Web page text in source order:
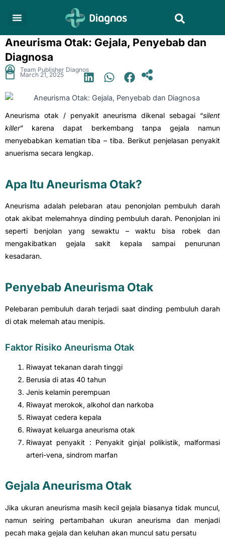
Aneurisma Otak: Gejala, Penyebab dan
Diagnosa
Team Publisher Diagnos
March 21, 2025 .
Aneurisma otak / penyakit aneurisma dikenal sebagai “silent
killer” karena dapat berkembang tanpa gejala namun
menyebabkan kematian tiba – tiba. Berikut penjelasan penyakit
anuerisma secara lengkap.
Apa Itu Aneurisma Otak?
Aneurisma adalah pelebaran atau penonjolan pembuluh darah
otak akibat melemahnya dinding pembuluh darah. Penonjolan ini
seperti benjolan yang sewaktu – waktu bisa robek dan
mengakibatkan gejala sakit kepala sampai penurunan
kesadaran.
Penyebab Aneurisma Otak
Pelebaran pembuluh darah terjadi saat dinding pembuluh darah
di otak melemah atau menipis.
Faktor Risiko Aneurisma Otak
Riwayat tekanan darah tinggi
Berusia di atas 40 tahun
Jenis kelamin perempuan
Riwayat merokok, alkohol dan narkoba
Riwayat cedera kepala
Riwayat keluarga aneurisma otak
Riwayat penyakit : Penyakit ginjal polikistik, malformasi
arteri-vena, sindrom marfan
Gejala Aneurisma Otak
Jika ukuran aneurisma masih kecil gejala biasanya tidak muncul,
namun seiring pertambahan ukuran aneurisma dan menjadi
pecah maka gejala dan keluhan akan muncul satu persatu